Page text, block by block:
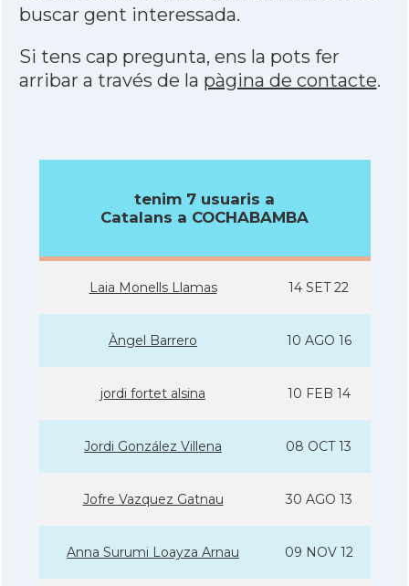
buscar gent interessada.
Si tens cap pregunta, ens la pots fer
arribar a través de la pàgina de contacte.
tenim 7 usuaris a
Catalans a COCHABAMBA
Laia Monells Llamas 14 SET 22
Àngel Barrero 10 AGO 16
jordi fortet alsina 10 FEB 14
Jordi González Villena 08 OCT 13
Jofre Vazquez Gatnau 30 AGO 13
Anna Surumi Loayza Arnau 09 NOV 12